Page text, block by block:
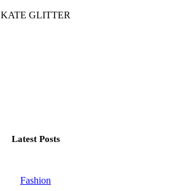
KATE GLITTER
Latest Posts
Fashion